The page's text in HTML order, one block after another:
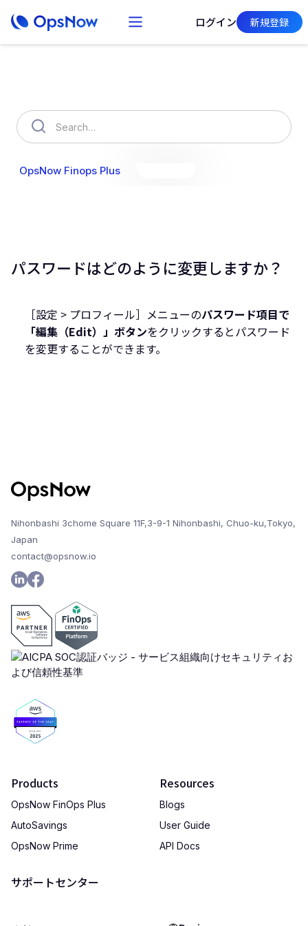
ログイン 新規登録
OpsNow Finops Plus
パスワードはどのように変更しますか？
［設定 > プロフィール］メニューのパスワード項目で
「編集（Edit）」ボタンをクリックするとパスワード
を変更することができます。
Nihonbashi 3chome Square 11F,3-9-1 Nihonbashi, Chuo-ku,Tokyo,
Japan
contact@opsnow.io
Products
OpsNow FinOps Plus
AutoSavings
OpsNow Prime
サポートセンター
Resources
Blogs
User Guide
API Docs